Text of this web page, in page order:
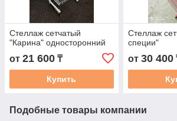
Стеллаж сетчатый
"Карина" односторонний
от 21 600 ₸
Купить
Стеллаж
специи"
от 30 400
Подобные товары компании